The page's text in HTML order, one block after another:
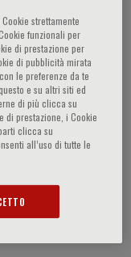
Bijoy K.,
Redon
Iliceto Sabino,
- -,Alcocer
VALDEZ
strettamente
funzionali per
di prestazione per
di pubblicità mirata
le preferenze da te
e su altri siti ed
di più clicca su
di prestazione, i Cookie
clicca su
all’uso di tutte le